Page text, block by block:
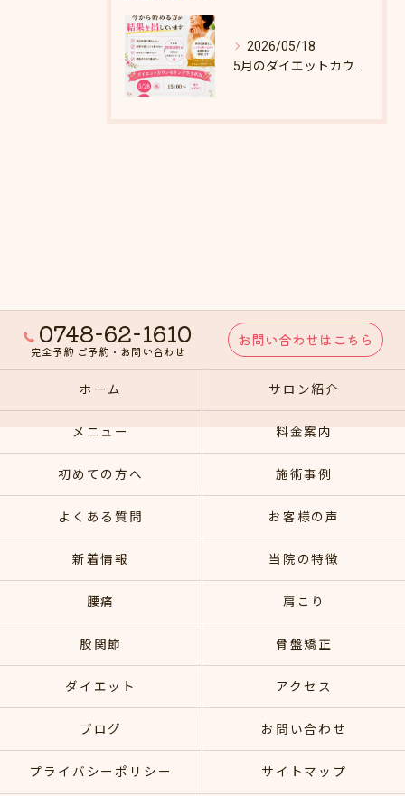
2026/05/18
0748-62-1610
完全予約 ご予約・お問い合わせ
お問い合わせはこちら
ホーム サロン紹介
メニュー 料金案内
初めての方へ 施術事例
よくある質問 お客様の声
新着情報 当院の特徴
腰痛 肩こり
股関節 骨盤矯正
ダイエット アクセス
ブログ お問い合わせ
プライバシーポリシー サイトマップ